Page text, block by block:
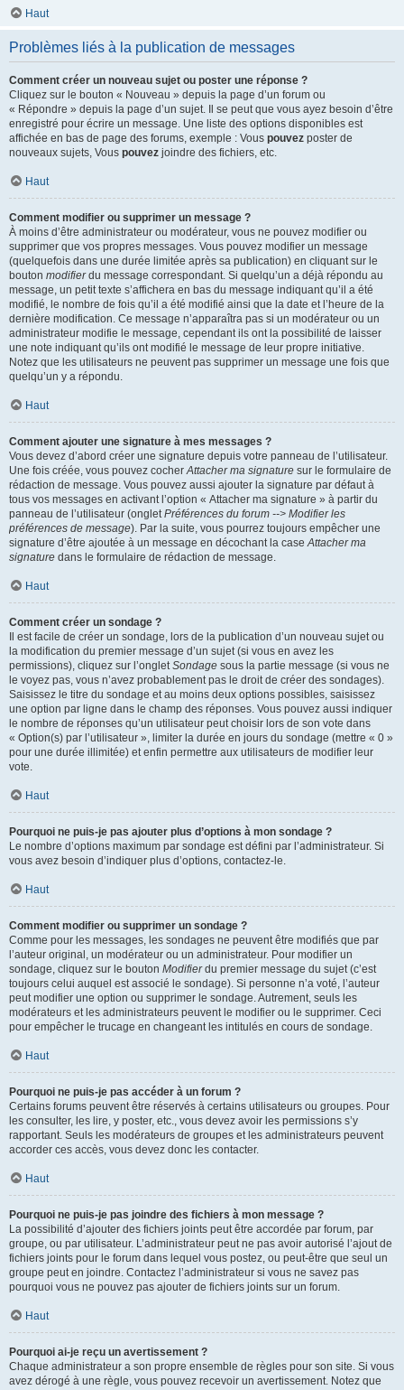
Haut
Problèmes liés à la publication de messages
Comment créer un nouveau sujet ou poster une réponse ?
Cliquez sur le bouton « Nouveau » depuis la page d’un forum ou
« Répondre » depuis la page d’un sujet. Il se peut que vous ayez besoin d’être
enregistré pour écrire un message. Une liste des options disponibles est
affichée en bas de page des forums, exemple : Vous pouvez poster de
nouveaux sujets, Vous pouvez joindre des fichiers, etc.
Haut
Comment modifier ou supprimer un message ?
À moins d’être administrateur ou modérateur, vous ne pouvez modifier ou
supprimer que vos propres messages. Vous pouvez modifier un message
(quelquefois dans une durée limitée après sa publication) en cliquant sur le
bouton modifierdu message correspondant. Si quelqu’un a déjà répondu au
message, un petit texte s’affichera en bas du message indiquant qu’il a été
modifié, le nombre de fois qu’il a été modifié ainsi que la date et l’heure de la
dernière modification. Ce message n’apparaîtra pas si un modérateur ou un
administrateur modifie le message, cependant ils ont la possibilité de laisser
une note indiquant qu’ils ont modifié le message de leur propre initiative.
Notez que les utilisateurs ne peuvent pas supprimer un message une fois que
quelqu’un y a répondu.
Haut
Comment ajouter une signature à mes messages ?
Vous devez d’abord créer une signature depuis votre panneau de l’utilisateur.
Une fois créée, vous pouvez cocherAttacher ma signature sur le formulaire de
rédaction de message. Vous pouvez aussi ajouter la signature par défaut à
tous vos messages en activant l’option « Attacher ma signature » à partir du
panneau de l’utilisateur (ongletPréférences du forum --> Modifier les
préférences de message). Par la suite, vous pourrez toujours empêcher une
signature d’être ajoutée à un message en décochant la caseAttacher ma
signature dans le formulaire de rédaction de message.
Haut
Comment créer un sondage ?
Il est facile de créer un sondage, lors de la publication d’un nouveau sujet ou
la modification du premier message d’un sujet (si vous en avez les
permissions), cliquez sur l’ongletSondage sous la partie message (si vous ne
le voyez pas, vous n’avez probablement pas le droit de créer des sondages).
Saisissez le titre du sondage et au moins deux options possibles, saisissez
une option par ligne dans le champ des réponses. Vous pouvez aussi indiquer
le nombre de réponses qu’un utilisateur peut choisir lors de son vote dans
« Option(s) par l’utilisateur », limiter la durée en jours du sondage (mettre « 0 »
pour une durée illimitée) et enfin permettre aux utilisateurs de modifier leur
vote.
Haut
Pourquoi ne puis-je pas ajouter plus d’options à mon sondage ?
Le nombre d’options maximum par sondage est défini par l’administrateur. Si
vous avez besoin d’indiquer plus d’options, contactez-le.
Haut
Comment modifier ou supprimer un sondage ?
Comme pour les messages, les sondages ne peuvent être modifiés que par
l’auteur original, un modérateur ou un administrateur. Pour modifier un
sondage, cliquez sur le bouton Modifierdu premier message du sujet (c’est
toujours celui auquel est associé le sondage). Si personne n’a voté, l’auteur
peut modifier une option ou supprimer le sondage. Autrement, seuls les
modérateurs et les administrateurs peuvent le modifier ou le supprimer. Ceci
pour empêcher le trucage en changeant les intitulés en cours de sondage.
Haut
Pourquoi ne puis-je pas accéder à un forum ?
Certains forums peuvent être réservés à certains utilisateurs ou groupes. Pour
les consulter, les lire, y poster, etc., vous devez avoir les permissions s’y
rapportant. Seuls les modérateurs de groupes et les administrateurs peuvent
accorder ces accès, vous devez donc les contacter.
Haut
Pourquoi ne puis-je pas joindre des fichiers à mon message ?
La possibilité d’ajouter des fichiers joints peut être accordée par forum, par
groupe, ou par utilisateur. L’administrateur peut ne pas avoir autorisé l’ajout de
fichiers joints pour le forum dans lequel vous postez, ou peut-être que seul un
groupe peut en joindre. Contactez l’administrateur si vous ne savez pas
pourquoi vous ne pouvez pas ajouter de fichiers joints sur un forum.
Haut
Pourquoi ai-je reçu un avertissement ?
Chaque administrateur a son propre ensemble de règles pour son site. Si vous
avez dérogé à une règle, vous pouvez recevoir un avertissement. Notez que